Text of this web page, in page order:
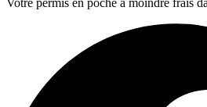
Votre permis en poche à moindre frais